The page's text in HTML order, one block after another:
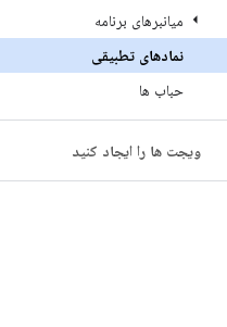
میانبرهای برنامه
نمادهای تطبیقی
حباب ها
ویجت ها را ایجاد کنید